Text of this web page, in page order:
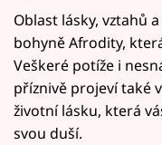
Oblast lásky, vztahů
bohyně Afrodity,
Veškeré potíže i
příznivě projeví také
životní lásku, která
svou duší.